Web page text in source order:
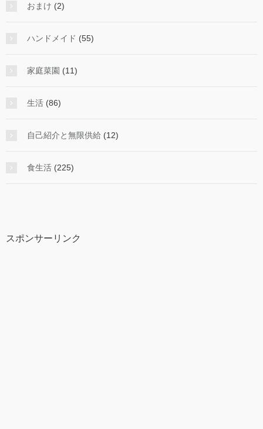
おまけ (2)
ハンドメイド (55)
家庭菜園 (11)
生活 (86)
自己紹介と無限供給 (12)
食生活 (225)
スポンサーリンク